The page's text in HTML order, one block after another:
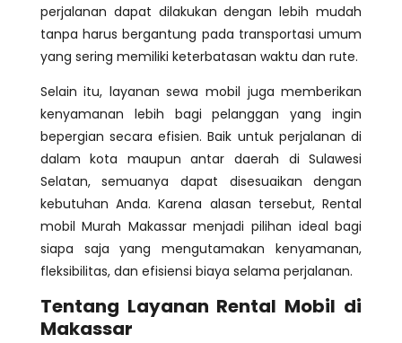
perjalanan dapat dilakukan dengan lebih mudah
tanpa harus bergantung pada transportasi umum
yang sering memiliki keterbatasan waktu dan rute.
Selain itu, layanan sewa mobil juga memberikan
kenyamanan lebih bagi pelanggan yang ingin
bepergian secara efisien. Baik untuk perjalanan di
dalam kota maupun antar daerah di Sulawesi
Selatan, semuanya dapat disesuaikan dengan
kebutuhan Anda. Karena alasan tersebut, Rental
mobil Murah Makassar menjadi pilihan ideal bagi
siapa saja yang mengutamakan kenyamanan,
fleksibilitas, dan efisiensi biaya selama perjalanan.
Tentang Layanan Rental Mobil di
Makassar